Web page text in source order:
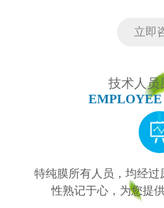
立即
技术人员
特纯膜所有人员，均经
性熟记于心，为您提